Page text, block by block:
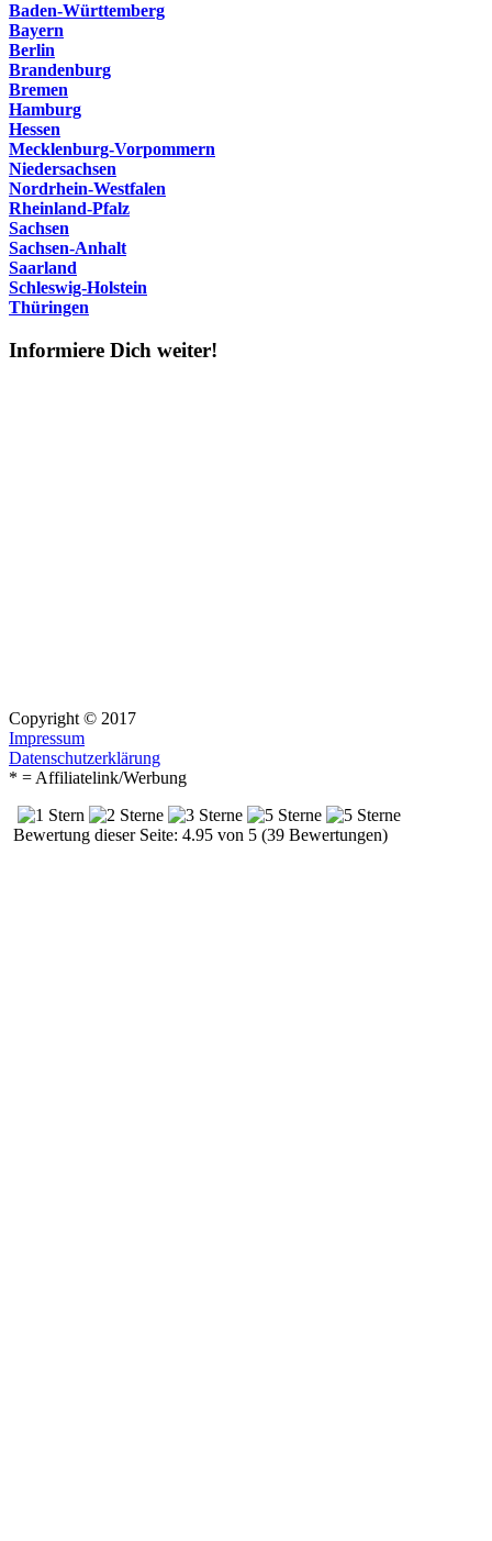
Baden-Württemberg
Bayern
Berlin
Brandenburg
Bremen
Hamburg
Hessen
Mecklenburg-Vorpommern
Niedersachsen
Nordrhein-Westfalen
Rheinland-Pfalz
Sachsen
Sachsen-Anhalt
Saarland
Schleswig-Holstein
Thüringen
Informiere Dich weiter!
Copyright © 2017
Impressum
Datenschutzerklärung
* = Affiliatelink/Werbung
Bewertung dieser Seite: 4.95 von 5 (39 Bewertungen)